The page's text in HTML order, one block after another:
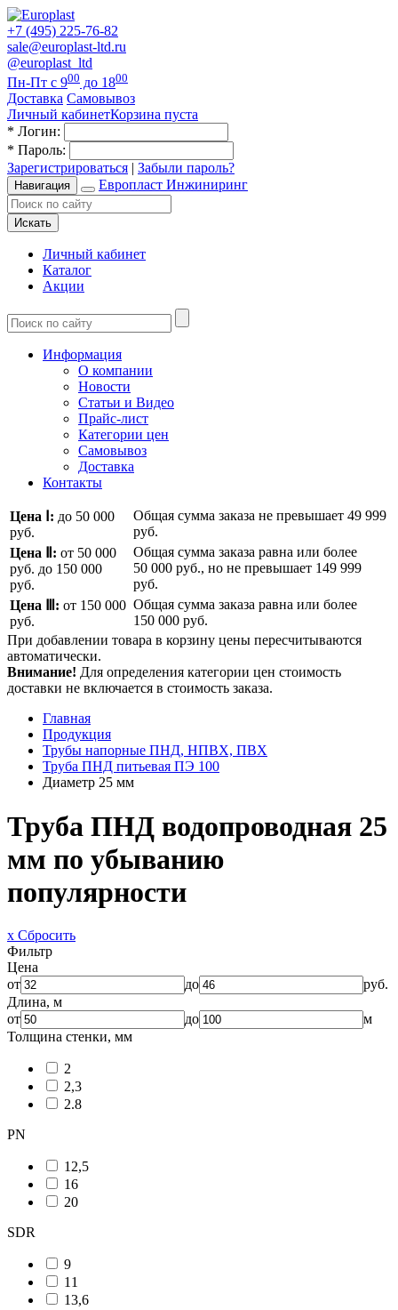
+7 (495) 225-76-82
sale@europlast-ltd.ru
@europlast_ltd
Пн-Пт с 900 до 1800
Доставка Самовывоз
Личный кабинетКорзина пуста
* Логин:
* Пароль:
Зарегистрироваться | Забыли пароль?
Навигация Европласт Инжиниринг
Искать
Личный кабинет
Каталог
Акции
Информация
О компании
Новости
Статьи и Видео
Прайс-лист
Категории цен
Самовывоз
Доставка
Контакты
Цена Ⅰ: до 50 000
руб.
Общая сумма заказа не превышает 49 999
руб.
Цена Ⅱ: от 50 000
руб. до 150 000
руб.
Общая сумма заказа равна или более
50 000 руб., но не превышает 149 999
руб.
Цена Ⅲ: от 150 000
руб.
Общая сумма заказа равна или более
150 000 руб.
При добавлении товара в корзину цены пересчитываются
автоматически.
Внимание! Для определения категории цен стоимость
доставки не включается в стоимость заказа.
Главная
Продукция
Трубы напорные ПНД, НПВХ, ПВХ
Труба ПНД питьевая ПЭ 100
Диаметр 25 мм
Труба ПНД водопроводная 25
мм по убыванию
популярности
x Сбросить
Фильтр
Цена
от
до
руб.
Длина, м
от
до
м
Толщина стенки, мм
2
2,3
2.8
PN
12,5
16
20
SDR
9
11
13,6